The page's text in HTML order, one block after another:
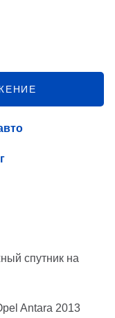
спутник на
Antara 2013